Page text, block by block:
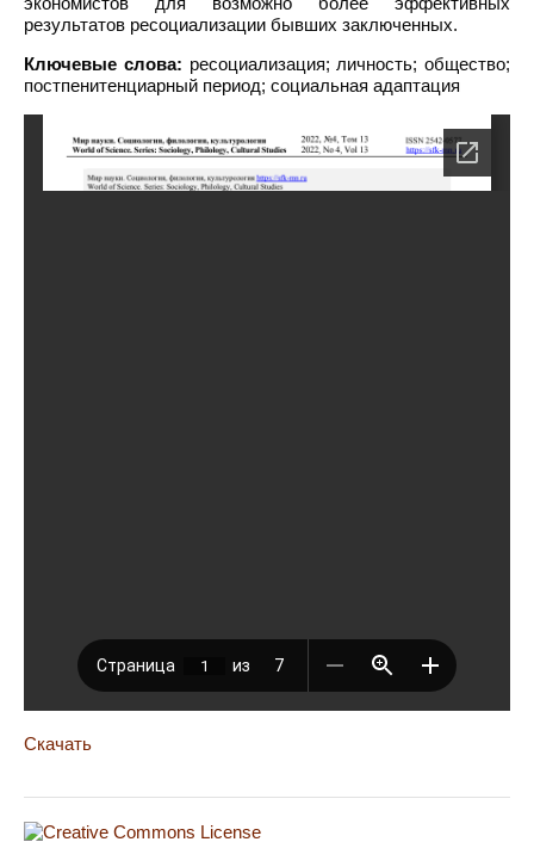
результатов ресоциализации бывших заключенных.
Ключевые слова: ресоциализация; личность; общество;
постпенитенциарный период; социальная адаптация
Скачать